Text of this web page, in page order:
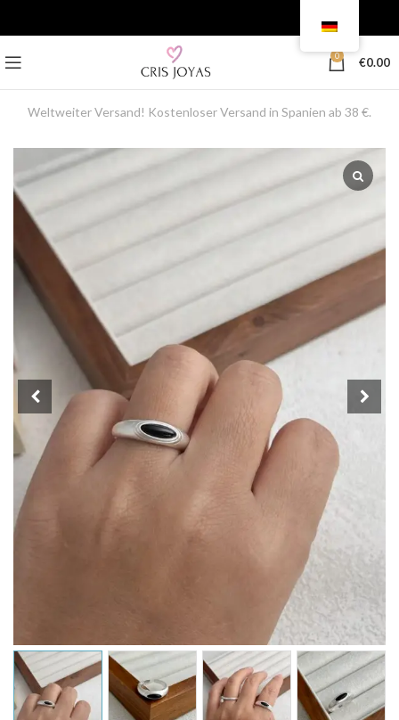
0 €0.00
Weltweiter Versand! Kostenloser Versand in Spanien ab 38 €.